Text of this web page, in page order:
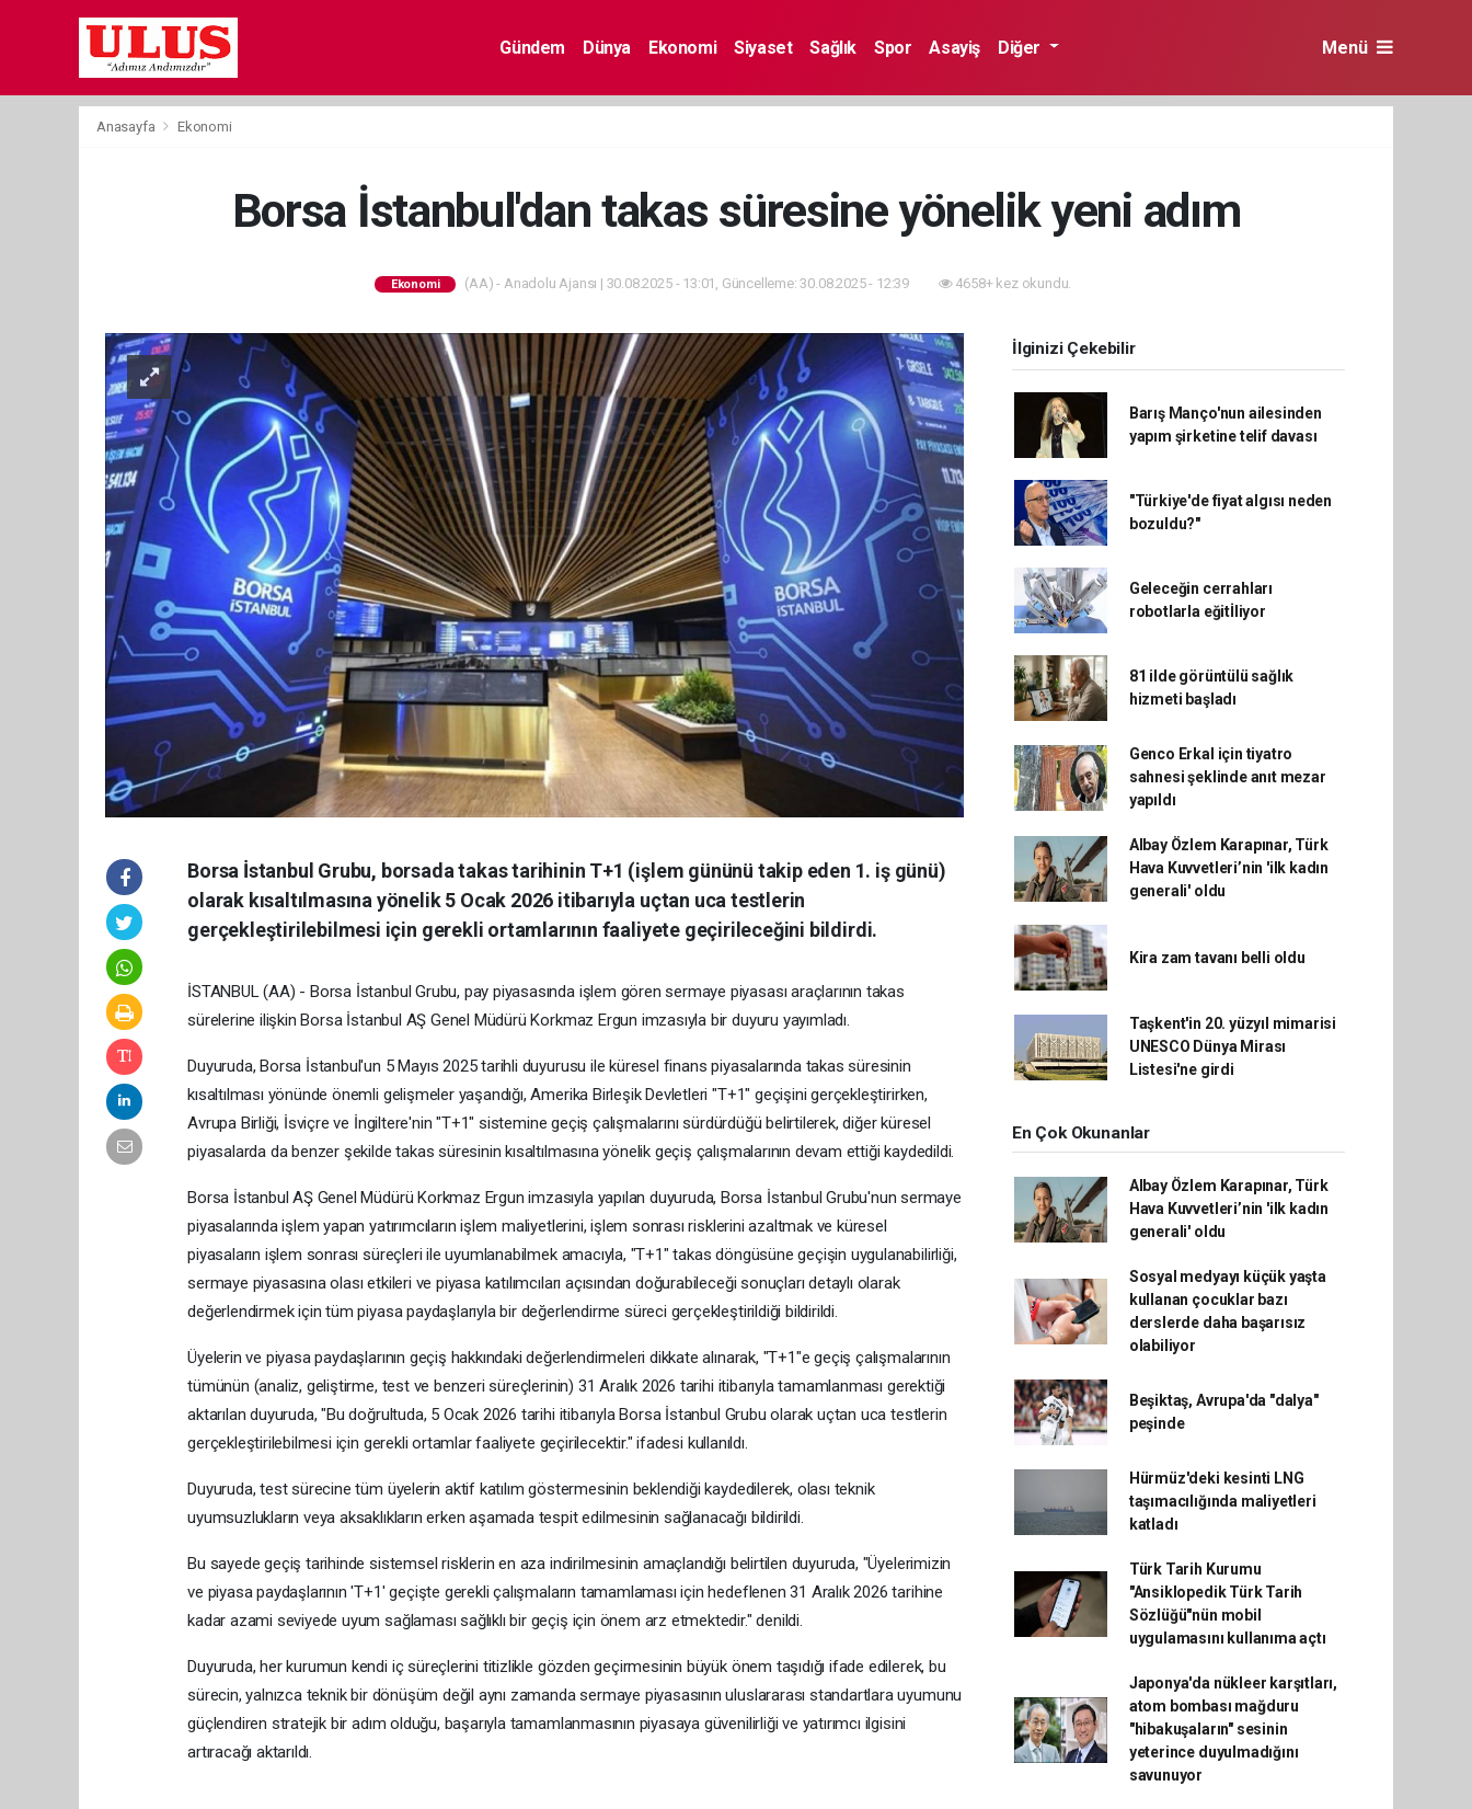
Gündem Dünya Ekonomi Siyaset Sağlık Spor Asayiş Diğer Menü
Anasayfa Ekonomi
Borsa İstanbul'dan takas süresine yönelik yeni adım
Ekonomi (AA) - Anadolu Ajansı | 30.08.2025 - 13:01, Güncelleme: 30.08.2025 - 12:39 4658+ kez okundu.
Borsa İstanbul Grubu, borsada takas tarihinin T+1 (işlem gününü takip eden 1. iş günü)
olarak kısaltılmasına yönelik 5 Ocak 2026 itibarıyla uçtan uca testlerin
gerçekleştirilebilmesi için gerekli ortamlarının faaliyete geçirileceğini bildirdi.
İSTANBUL (AA) - Borsa İstanbul Grubu, pay piyasasında işlem gören sermaye piyasası araçlarının takas
sürelerine ilişkin Borsa İstanbul AŞ Genel Müdürü Korkmaz Ergun imzasıyla bir duyuru yayımladı.
Duyuruda, Borsa İstanbul'un 5 Mayıs 2025 tarihli duyurusu ile küresel finans piyasalarında takas süresinin
kısaltılması yönünde önemli gelişmeler yaşandığı, Amerika Birleşik Devletleri "T+1" geçişini gerçekleştirirken,
Avrupa Birliği, İsviçre ve İngiltere'nin "T+1" sistemine geçiş çalışmalarını sürdürdüğü belirtilerek, diğer küresel
piyasalarda da benzer şekilde takas süresinin kısaltılmasına yönelik geçiş çalışmalarının devam ettiği kaydedildi.
Borsa İstanbul AŞ Genel Müdürü Korkmaz Ergun imzasıyla yapılan duyuruda, Borsa İstanbul Grubu'nun sermaye
piyasalarında işlem yapan yatırımcıların işlem maliyetlerini, işlem sonrası risklerini azaltmak ve küresel
piyasaların işlem sonrası süreçleri ile uyumlanabilmek amacıyla, "T+1" takas döngüsüne geçişin uygulanabilirliği,
sermaye piyasasına olası etkileri ve piyasa katılımcıları açısından doğurabileceği sonuçları detaylı olarak
değerlendirmek için tüm piyasa paydaşlarıyla bir değerlendirme süreci gerçekleştirildiği bildirildi.
Üyelerin ve piyasa paydaşlarının geçiş hakkındaki değerlendirmeleri dikkate alınarak, "T+1"e geçiş çalışmalarının
tümünün (analiz, geliştirme, test ve benzeri süreçlerinin) 31 Aralık 2026 tarihi itibarıyla tamamlanması gerektiği
aktarılan duyuruda, "Bu doğrultuda, 5 Ocak 2026 tarihi itibarıyla Borsa İstanbul Grubu olarak uçtan uca testlerin
gerçekleştirilebilmesi için gerekli ortamlar faaliyete geçirilecektir." ifadesi kullanıldı.
Duyuruda, test sürecine tüm üyelerin aktif katılım göstermesinin beklendiği kaydedilerek, olası teknik
uyumsuzlukların veya aksaklıkların erken aşamada tespit edilmesinin sağlanacağı bildirildi.
Bu sayede geçiş tarihinde sistemsel risklerin en aza indirilmesinin amaçlandığı belirtilen duyuruda, "Üyelerimizin
ve piyasa paydaşlarının 'T+1' geçişte gerekli çalışmaların tamamlaması için hedeflenen 31 Aralık 2026 tarihine
kadar azami seviyede uyum sağlaması sağlıklı bir geçiş için önem arz etmektedir." denildi.
Duyuruda, her kurumun kendi iç süreçlerini titizlikle gözden geçirmesinin büyük önem taşıdığı ifade edilerek, bu
sürecin, yalnızca teknik bir dönüşüm değil aynı zamanda sermaye piyasasının uluslararası standartlara uyumunu
güçlendiren stratejik bir adım olduğu, başarıyla tamamlanmasının piyasaya güvenilirliği ve yatırımcı ilgisini
artıracağı aktarıldı.
İlginizi Çekebilir
Barış Manço'nun ailesinden
yapım şirketine telif davası
"Türkiye'de fiyat algısı neden
bozuldu?"
Geleceğin cerrahları
robotlarla eğitİliyor
81 ilde görüntülü sağlık
hizmeti başladı
Genco Erkal için tiyatro
sahnesi şeklinde anıt mezar
yapıldı
Albay Özlem Karapınar, Türk
Hava Kuvvetleri’nin 'ilk kadın
generali' oldu
Kira zam tavanı belli oldu
Taşkent'in 20. yüzyıl mimarisi
UNESCO Dünya Mirası
Listesi'ne girdi
En Çok Okunanlar
Albay Özlem Karapınar, Türk
Hava Kuvvetleri’nin 'ilk kadın
generali' oldu
Sosyal medyayı küçük yaşta
kullanan çocuklar bazı
derslerde daha başarısız
olabiliyor
Beşiktaş, Avrupa'da "dalya"
peşinde
Hürmüz'deki kesinti LNG
taşımacılığında maliyetleri
katladı
Türk Tarih Kurumu
"Ansiklopedik Türk Tarih
Sözlüğü"nün mobil
uygulamasını kullanıma açtı
Japonya'da nükleer karşıtları,
atom bombası mağduru
"hibakuşaların" sesinin
yeterince duyulmadığını
savunuyor